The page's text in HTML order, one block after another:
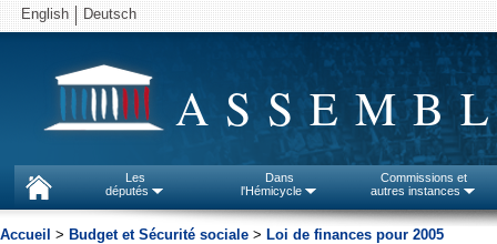
English Deutsch
Les
députés
Dans
l'Hémicycle
Commissions et
autres instances
Accueil > Budget et Sécurité sociale > Loi de finances pour 2005